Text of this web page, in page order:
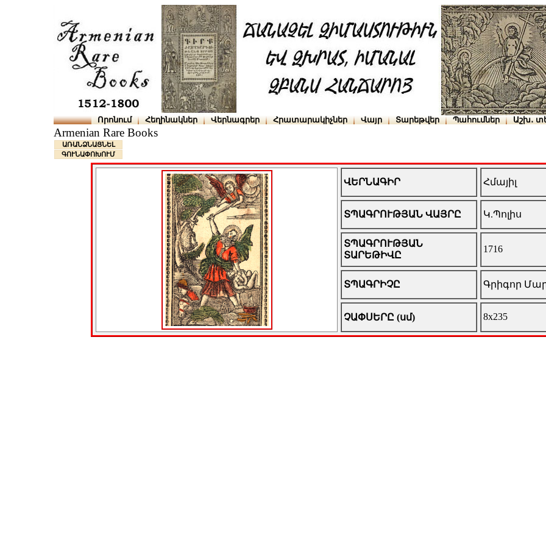
Որոնում Հեղինակներ Վերնագրեր Հրատարակիչներ Վայր Տարեթվեր Պահումներ Աշխ․
Armenian Rare Books
ԱՌԱՆՁՆԱՑՆԵԼ
ԳՈՒՆԱՓՈԽՈՒՄ
ՎԵՐՆԱԳԻՐ Հմայիլ
ՏՊԱԳՐՈՒԹՅԱՆ ՎԱՅՐԸ Կ.Պոլիս
ՏՊԱԳՐՈՒԹՅԱՆ
ՏԱՐԵԹԻՎԸ
1716
ՏՊԱԳՐԻՉԸ Գրիգոր
ՉԱՓՍԵՐԸ (սմ) 8x235